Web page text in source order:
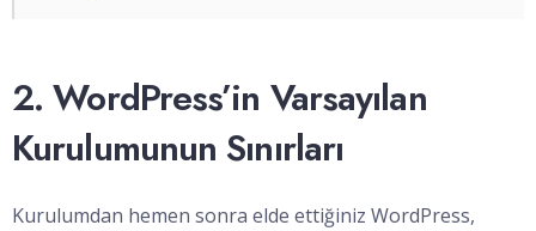
2. WordPress’in Varsayılan
Kurulumunun Sınırları
Kurulumdan hemen sonra elde ettiğiniz WordPress,